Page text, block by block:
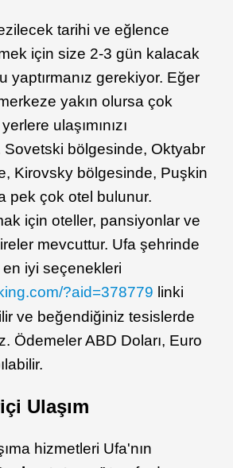
tarihi ve eğlence
için size 2-3 gün kalacak
yaptırmanız gerekiyor. Eğer
yakın olursa çok
ulaşımınızı
bölgesinde, Oktyabr
Kirovsky bölgesinde, Puşkin
pek çok otel bulunur.
için oteller, pansiyonlar ve
mevcuttur. Ufa şehrinde
iyi seçenekleri
?aid=378779 linki
ve beğendiğiniz tesislerde
Ödemeler ABD Doları, Euro
Ulaşım
hizmetleri Ufa'nın